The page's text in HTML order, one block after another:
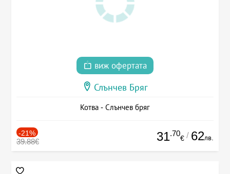
виж офертата
Слънчев Бряг
Котва - Слънчев бряг
-21%
39.88€ 31.70
€ / 62лв.